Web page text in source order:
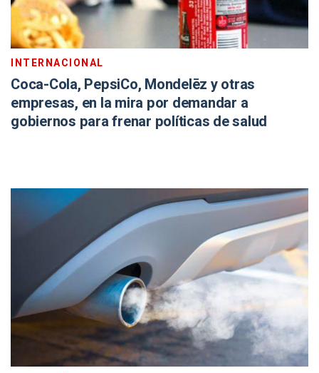
INTERNACIONAL
Coca-Cola, PepsiCo, Mondelēz y otras
empresas, en la mira por demandar a
gobiernos para frenar políticas de salud